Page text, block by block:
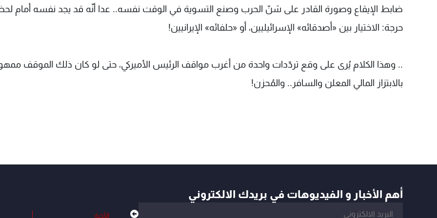
ضابط الإيقاع وصورة القادر على شنّ الحرب وصنع التسوية في الوقت نفسه.. عدا أنّه قد يجد نفسه أمام
حرجة: الاختيار بين «أصدقائه» الإسرائيليين، أو «حلفائه» الإيرانيين!
.. وهذا الكلام يُرى على وقع تردّدات واحدة من أغرب مواقف الرئيس الأميركي، حتى لو كان ذلك الموقف
بالابتزاز المالي المعلن والسافر.. والمُحزن!
أهم الأخبار و الفيديوهات في بريدك الالكتروني
الأخبار